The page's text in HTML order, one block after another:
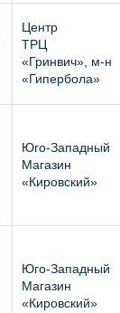
Центр
ТРЦ
«Гринвич», м-н
«Гипербола»
Юго-Западный
Магазин
«Кировский»
Юго-Западный
Магазин
«Кировский»